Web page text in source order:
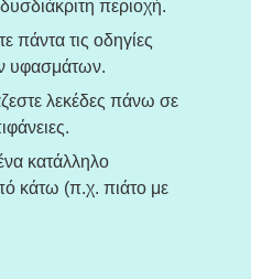
περιοχή.
πάντα τις οδηγίες
υφασμάτων.
λεκέδες πάνω σε
κατάλληλο
κάτω (π.χ. πιάτο με